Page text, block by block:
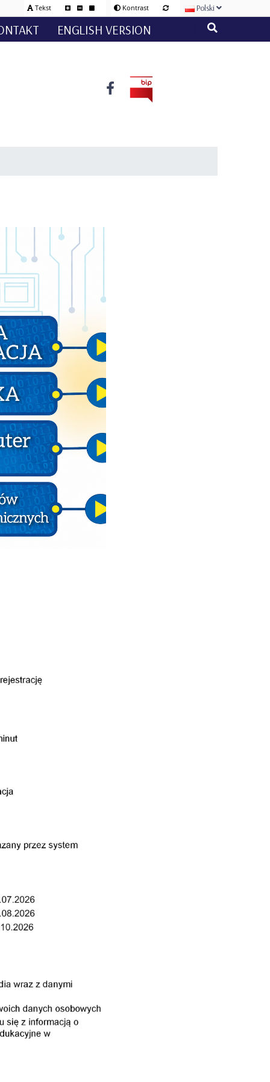
Tekst Kontrast Polski
ENGLISH VERSION